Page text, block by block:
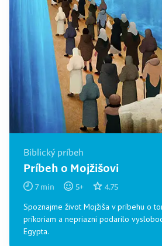
Biblický príbeh
Príbeh o Mojžišovi
7min 5+ 4.75
Spoznajme život Mojžiša v príbehu o
príkoriam a nepriazni podarilo
Egypta.